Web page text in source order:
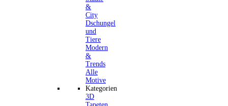
&
City
Dschungel
und
Tiere
Modern
&
Trends
Alle
Motive
Kategorien
3D